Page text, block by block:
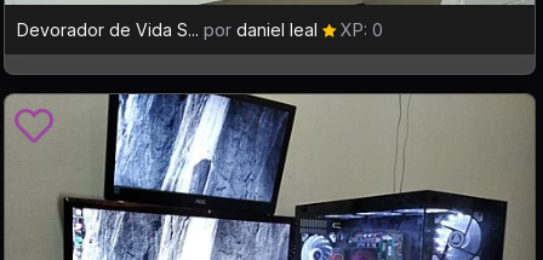
Devorador de Vida S... por daniel leal XP: 0